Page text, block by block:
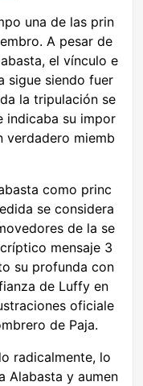
una de las prin
A pesar de
el vínculo e
sigue siendo fuer
la tripulación se
indicaba su impor
verdadero miemb
como princ
se considera
de la se
mensaje 3
su profunda con
de Luffy en
oficiale
de Paja.
radicalmente, lo
Alabasta y aumen